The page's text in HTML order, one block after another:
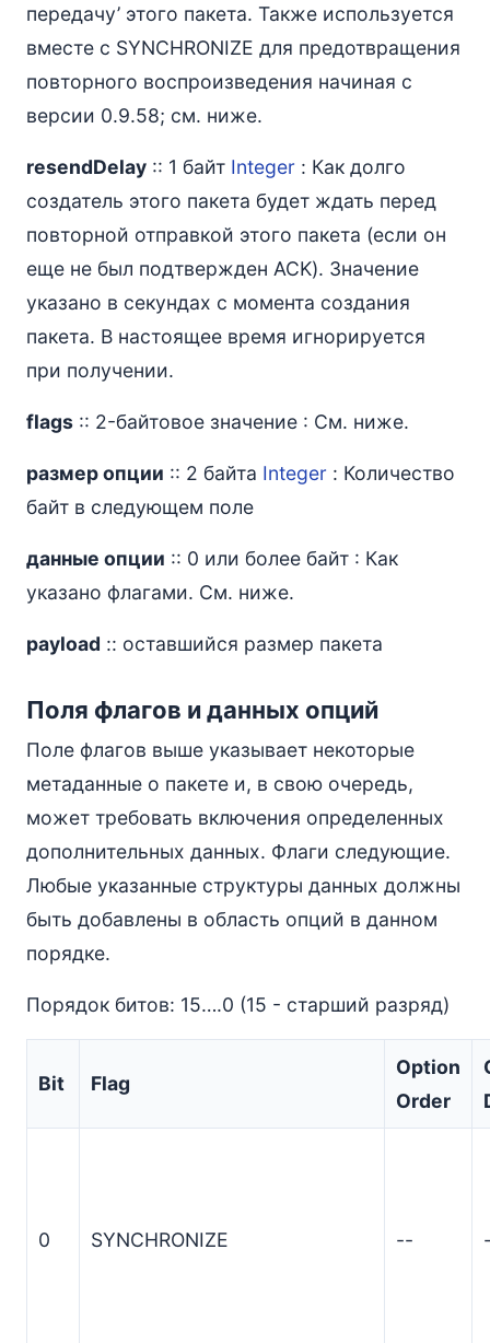
передачу’ этого пакета. Также используется
вместе с SYNCHRONIZE для предотвращения
повторного воспроизведения начиная с
версии 0.9.58; см. ниже.
resendDelay :: 1 байт Integer : Как долго
создатель этого пакета будет ждать перед
повторной отправкой этого пакета (если он
еще не был подтвержден ACK). Значение
указано в секундах с момента создания
пакета. В настоящее время игнорируется
при получении.
flags :: 2-байтовое значение : См. ниже.
размер опции :: 2 байта Integer : Количество
байт в следующем поле
данные опции :: 0 или более байт : Как
указано флагами. См. ниже.
payload :: оставшийся размер пакета
Поля флагов и данных опций
Поле флагов выше указывает некоторые
метаданные о пакете и, в свою очередь,
может требовать включения определенных
дополнительных данных. Флаги следующие.
Любые указанные структуры данных должны
быть добавлены в область опций в данном
порядке.
Порядок битов: 15….0 (15 - старший разряд)
Bit Flag
Option
Order
0 SYNCHRONIZE --